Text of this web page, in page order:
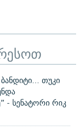
თუკი
- სენატორი რიკ